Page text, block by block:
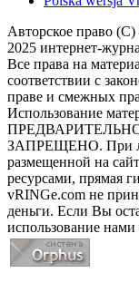
Авторское право
2025 интернет-
Все права на
соответствии с
праве и смежных
Использование
ЗАПРЕЩЕНО. При
размещенной на
ресурсами, прямая
vRINGe.com не
деньги. Если Вы
использование